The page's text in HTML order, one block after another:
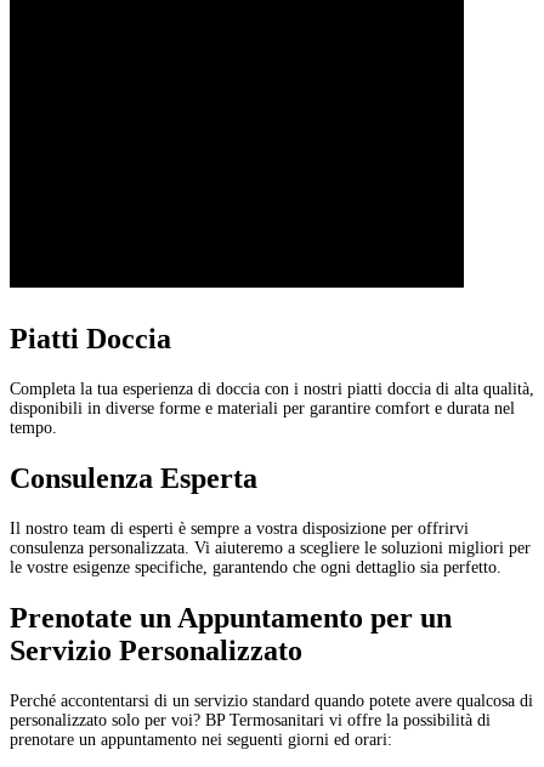
Piatti Doccia
Completa la tua esperienza di doccia con i nostri piatti doccia di alta qualità,
disponibili in diverse forme e materiali per garantire comfort e durata nel
tempo.
Consulenza Esperta
Il nostro team di esperti è sempre a vostra disposizione per offrirvi
consulenza personalizzata. Vi aiuteremo a scegliere le soluzioni migliori per
le vostre esigenze specifiche, garantendo che ogni dettaglio sia perfetto.
Prenotate un Appuntamento per un
Servizio Personalizzato
Perché accontentarsi di un servizio standard quando potete avere qualcosa di
personalizzato solo per voi? BP Termosanitari vi offre la possibilità di
prenotare un appuntamento nei seguenti giorni ed orari: